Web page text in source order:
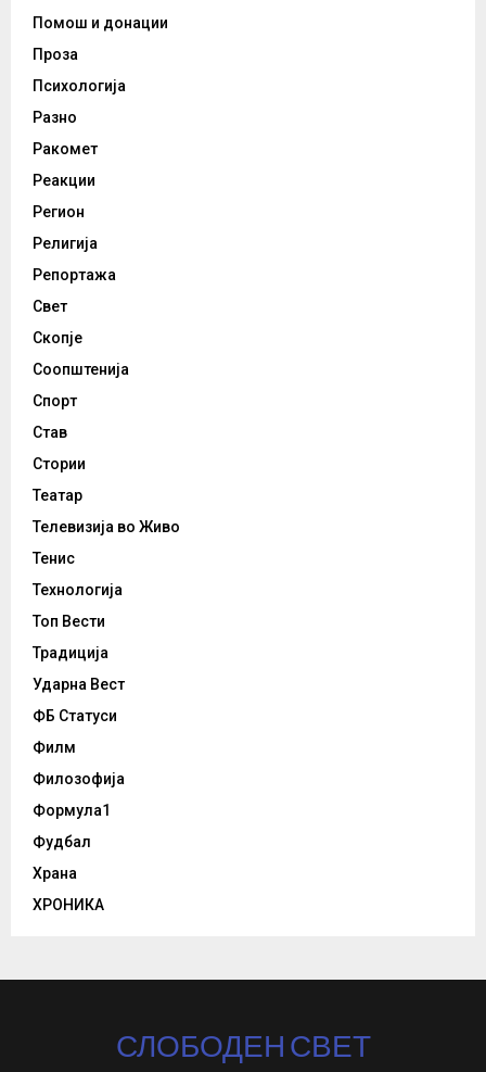
Помош и донации
Проза
Психологија
Разно
Ракомет
Реакции
Регион
Религија
Репортажа
Свет
Скопје
Соопштенија
Спорт
Став
Стории
Театар
Телевизија во Живо
Тенис
Технологија
Топ Вести
Традиција
Ударна Вест
ФБ Статуси
Филм
Филозофија
Формула1
Фудбал
Храна
ХРОНИКА
СЛОБОДЕН СВЕТ